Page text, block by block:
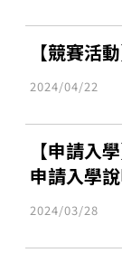
【競賽活
2024/04/22
【申請入
申請入學
2024/03/28